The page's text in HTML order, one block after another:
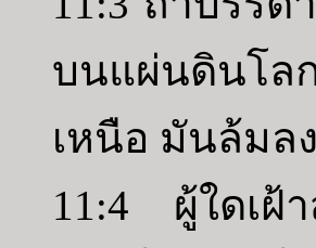
บนแผ่นดินโ
เหนือ มันล้มล
11:4 ผู้ใดเฝ้